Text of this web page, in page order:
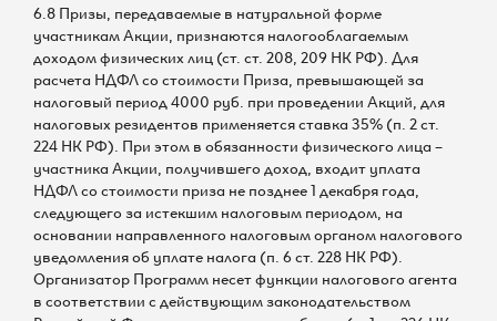
6.8 Призы, передаваемые в натуральной форме
участникам Акции, признаются налогооблагаемым
доходом физических лиц (ст. ст. 208, 209 НК РФ). Для
расчета НДФЛ со стоимости Приза, превышающей за
налоговый период 4000 руб. при проведении Акций, для
налоговых резидентов применяется ставка 35% (п. 2 ст.
224 НК РФ). При этом в обязанности физического лица –
участника Акции, получившего доход, входит уплата
НДФЛ со стоимости приза не позднее 1 декабря года,
следующего за истекшим налоговым периодом, на
основании направленного налоговым органом налогового
уведомления об уплате налога (п. 6 ст. 228 НК РФ).
Организатор Программ несет функции налогового агента
в соответствии с действующим законодательством